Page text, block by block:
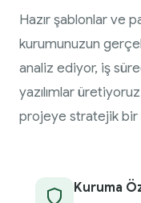
Hazır şablonlar ve
kurumunuzun
analiz ediyor, iş
yazılımlar
projeye stratejik bir
Kuruma